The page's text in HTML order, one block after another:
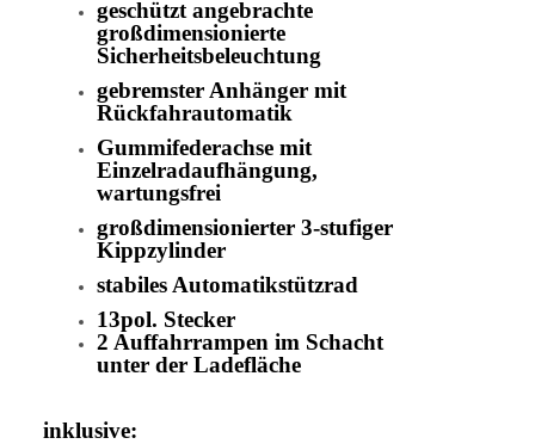
geschützt angebrachte
großdimensionierte
Sicherheitsbeleuchtung
gebremster Anhänger mit
Rückfahrautomatik
Gummifederachse mit
Einzelradaufhängung,
wartungsfrei
großdimensionierter 3-stufiger
Kippzylinder
stabiles Automatikstützrad
13pol. Stecker
2 Auffahrrampen im Schacht
unter der Ladefläche
inklusive: